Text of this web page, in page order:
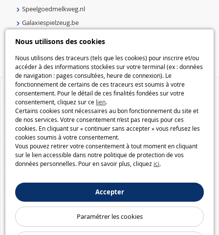
Nous utilisons des cookies
Nous utilisons des traceurs (tels que les cookies) pour inscrire et/ou
accéder à des informations stockées sur votre terminal (ex : données
de navigation : pages consultées, heure de connexion). Le
fonctionnement de certains de ces traceurs est soumis à votre
consentement. Pour le détail de ces finalités fondées sur votre
consentement, cliquez sur ce lien.
Certains cookies sont nécessaires au bon fonctionnement du site et
de nos services. Votre consentement n’est pas requis pour ces
cookies. En cliquant sur « continuer sans accepter » vous refusez les
cookies soumis à votre consentement.
Vous pouvez retirer votre consentement à tout moment en cliquant
sur le lien accessible dans notre politique de protection de vos
données personnelles. Pour en savoir plus, cliquez ici.
Accepter
Paramétrer les cookies
Speelgoedmelkweg.nl
Galaxiespielzeug.be